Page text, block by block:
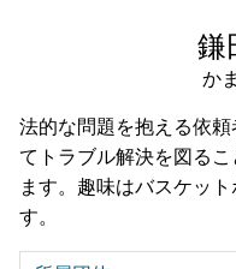
法的な問題を抱える依
てトラブル解決を図る
ます。趣味はバスケッ
す。
か